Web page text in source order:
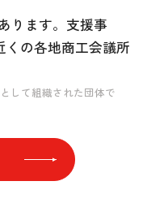
ります。 支援事
くの各地商工会議所
して組織された団体で